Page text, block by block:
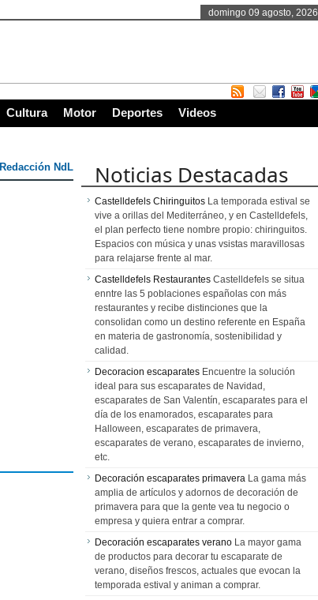
domingo 09 agosto, 2026
Cultura Motor Deportes Videos
Redacción NdL Noticias Destacadas
Castelldefels Chiringuitos La temporada estival se
vive a orillas del Mediterráneo, y en Castelldefels,
el plan perfecto tiene nombre propio: chiringuitos.
Espacios con música y unas vsistas maravillosas
para relajarse frente al mar.
Castelldefels Restaurantes Castelldefels se situa
enntre las 5 poblaciones españolas con más
restaurantes y recibe distinciones que la
consolidan como un destino referente en España
en materia de gastronomía, sostenibilidad y
calidad.
Decoracion escaparates Encuentre la solución
ideal para sus escaparates de Navidad,
escaparates de San Valentín, escaparates para el
día de los enamorados, escaparates para
Halloween, escaparates de primavera,
escaparates de verano, escaparates de invierno,
etc.
Decoración escaparates primavera La gama más
amplia de artículos y adornos de decoración de
primavera para que la gente vea tu negocio o
empresa y quiera entrar a comprar.
Decoración escaparates verano La mayor gama
de productos para decorar tu escaparate de
verano, diseños frescos, actuales que evocan la
temporada estival y animan a comprar.